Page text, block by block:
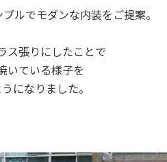
ルでモダンな内装をご提案。
ス張りにしたことで
いている様子を
になりました。